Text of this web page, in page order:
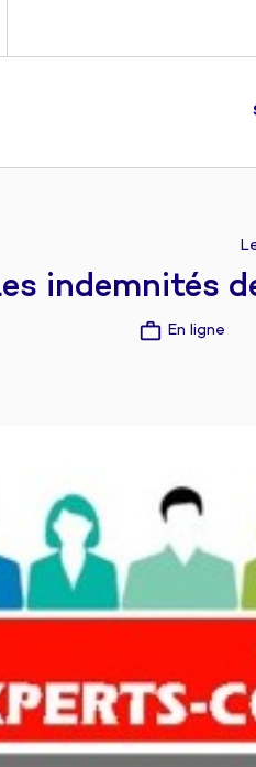
indemnités
En ligne